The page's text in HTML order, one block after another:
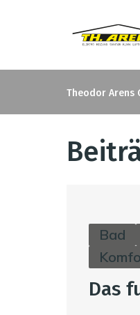
Theodor Arens
Bad
Das